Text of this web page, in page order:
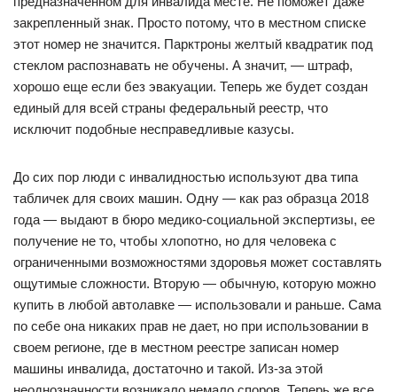
закрепленный знак. Просто потому, что в местном списке
этот номер не значится. Парктроны желтый квадратик под
стеклом распознавать не обучены. А значит, — штраф,
хорошо еще если без эвакуации. Теперь же будет создан
единый для всей страны федеральный реестр, что
исключит подобные несправедливые казусы.
До сих пор люди с инвалидностью используют два типа
табличек для своих машин. Одну — как раз образца 2018
года — выдают в бюро медико-социальной экспертизы, ее
получение не то, чтобы хлопотно, но для человека с
ограниченными возможностями здоровья может составлять
ощутимые сложности. Вторую — обычную, которую можно
купить в любой автолавке — использовали и раньше. Сама
по себе она никаких прав не дает, но при использовании в
своем регионе, где в местном реестре записан номер
машины инвалида, достаточно и такой. Из-за этой